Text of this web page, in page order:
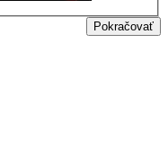
Pokračovať